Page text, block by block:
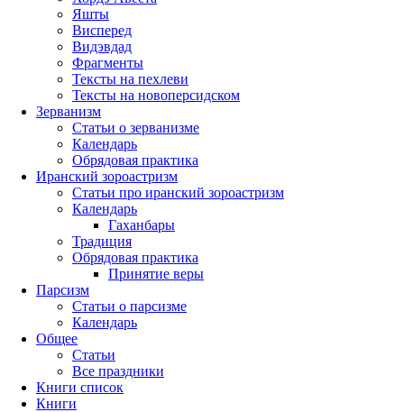
Яшты
Висперед
Видэвдад
Фрагменты
Тексты на пехлеви
Тексты на новоперсидском
Зерванизм
Статьи о зерванизме
Календарь
Обрядовая практика
Иранский зороастризм
Статьи про иранский зороастризм
Календарь
Гаханбары
Традиция
Обрядовая практика
Принятие веры
Парсизм
Статьи о парсизме
Календарь
Общее
Статьи
Все праздники
Книги список
Книги